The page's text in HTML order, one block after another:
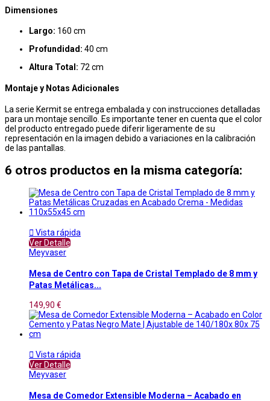
Dimensiones
Largo: 160 cm
Profundidad: 40 cm
Altura Total: 72 cm
Montaje y Notas Adicionales
La serie Kermit se entrega embalada y con instrucciones detalladas
para un montaje sencillo. Es importante tener en cuenta que el color
del producto entregado puede diferir ligeramente de su
representación en la imagen debido a variaciones en la calibración
de las pantallas.
6 otros productos en la misma categoría:
 Vista rápida
Ver Detalle
Meyvaser
Mesa de Centro con Tapa de Cristal Templado de 8 mm y
Patas Metálicas...
149,90 €
 Vista rápida
Ver Detalle
Meyvaser
Mesa de Comedor Extensible Moderna – Acabado en